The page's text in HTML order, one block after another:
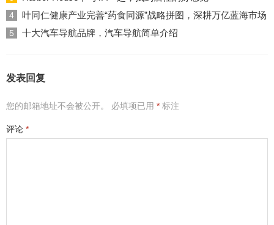
4 叶同仁健康产业完善“药食同源”战略拼图，深耕万亿蓝海市场
5 十大汽车导航品牌，汽车导航简单介绍
发表回复
您的邮箱地址不会被公开。 必填项已用 * 标注
评论 *